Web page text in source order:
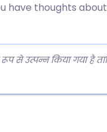
have thoughts
रूप से उत्पन्न किया गया